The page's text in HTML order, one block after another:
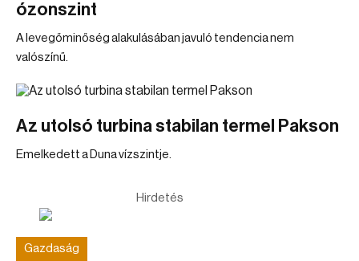
ózonszint
A levegőminőség alakulásában javuló tendencia nem
valószínű.
Az utolsó turbina stabilan termel Pakson
Emelkedett a Duna vízszintje.
Hirdetés
Gazdaság